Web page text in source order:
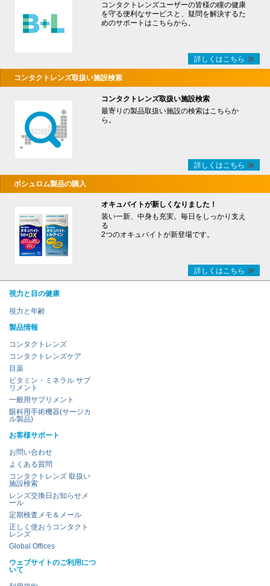
コンタクトレンズユーザーの皆様の瞳の健康
を守る便利なサービスと、疑問を解決するた
めのサポートはこちらから。
詳しくはこちら
コンタクトレンズ取扱い施設検索
コンタクトレンズ取扱い施設検索
最寄りの製品取扱い施設の検索はこちらか
ら。
詳しくはこちら
ボシュロム製品の購入
オキュバイトが新しくなりました！
装い一新、中身も充実。毎日をしっかり支え
る
2つのオキュバイトが新登場です。
詳しくはこちら
視力と目の健康
視力と年齢
製品情報
コンタクトレンズ
コンタクトレンズケア
目薬
ビタミン・ミネラル サプ
リメント
一般用サプリメント
眼科用手術機器(サージカ
ル製品)
お客様サポート
お問い合わせ
よくある質問
コンタクトレンズ 取扱い
施設検索
レンズ交換日お知らせメ
ール
定期検査メモ＆メール
正しく使おうコンタクト
レンズ
Global Offices
ウェブサイトのご利用につ
いて